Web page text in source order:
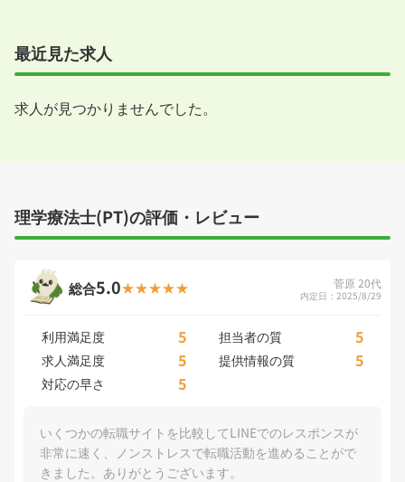
最近見た求人
求人が見つかりませんでした。
理学療法士(PT)の評価・レビュー
総合5.0 菅原 20代
内定日：2025/8/29
利用満足度 5 担当者の質 5
求人満足度 5 提供情報の質 5
対応の早さ 5
いくつかの転職サイトを比較してLINEでのレスポンスが
非常に速く、ノンストレスで転職活動を進めることがで
きました。ありがとうございます。